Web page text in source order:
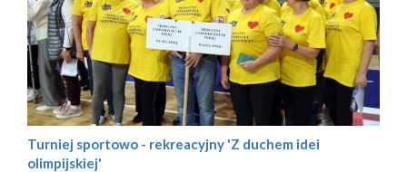
Turniej sportowo - rekreacyjny 'Z duchem idei
olimpijskiej'